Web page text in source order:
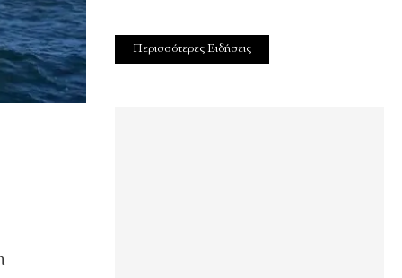
Περισσότερες Ειδήσεις